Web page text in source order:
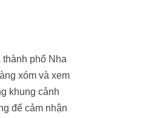
phố Nha
xóm và xem
khung cảnh
để cảm nhận